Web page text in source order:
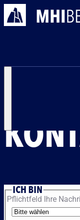
ICH BIN
Pflichtfeld Ihre